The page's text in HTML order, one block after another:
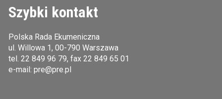
Szybki kontakt
Polska Rada Ekumeniczna
ul. Willowa 1, 00-790 Warszawa
tel. 22 849 96 79, fax 22 849 65 01
e-mail: pre@pre.pl